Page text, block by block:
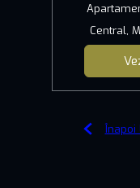
Central,
Înapoi